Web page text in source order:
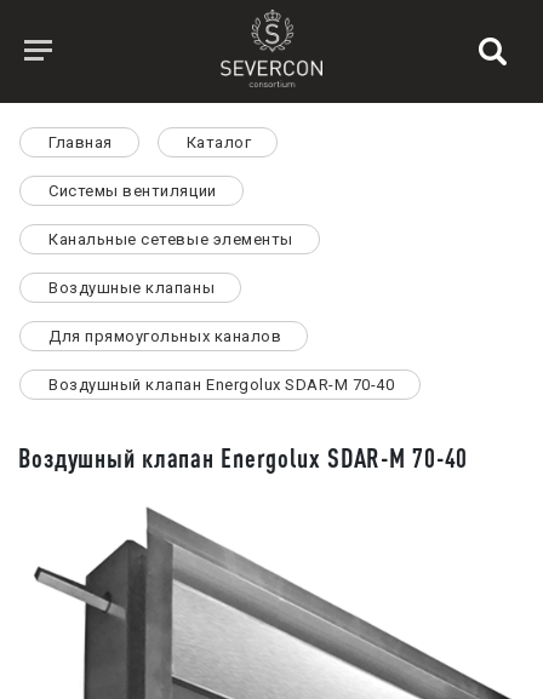
Главная Каталог
Системы вентиляции
Канальные сетевые элементы
Воздушные клапаны
Для прямоугольных каналов
Воздушный клапан Energolux SDAR-M 70-40
Воздушный клапан Energolux SDAR-M 70-40